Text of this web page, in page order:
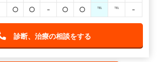
○ ○ - ○ ○ ℡ ℡ -
診断、治療の相談をする